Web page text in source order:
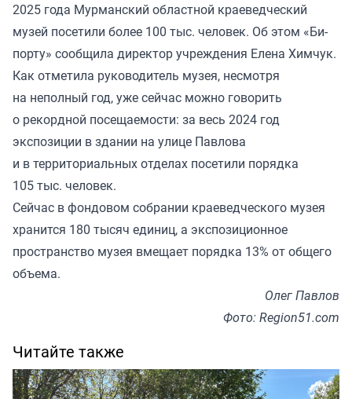
2025 года Мурманский областной краеведческий
музей посетили более 100 тыс. человек. Об этом «Би-
порту» сообщила директор учреждения Елена Химчук.
Как отметила руководитель музея, несмотря
на неполный год, уже сейчас можно говорить
о рекордной посещаемости: за весь 2024 год
экспозиции в здании на улице Павлова
и в территориальных отделах посетили порядка
105 тыс. человек.
Сейчас в фондовом собрании краеведческого музея
хранится 180 тысяч единиц, а экспозиционное
пространство музея вмещает порядка 13% от общего
объема.
Олег Павлов
Фото: Region51.com
Читайте также